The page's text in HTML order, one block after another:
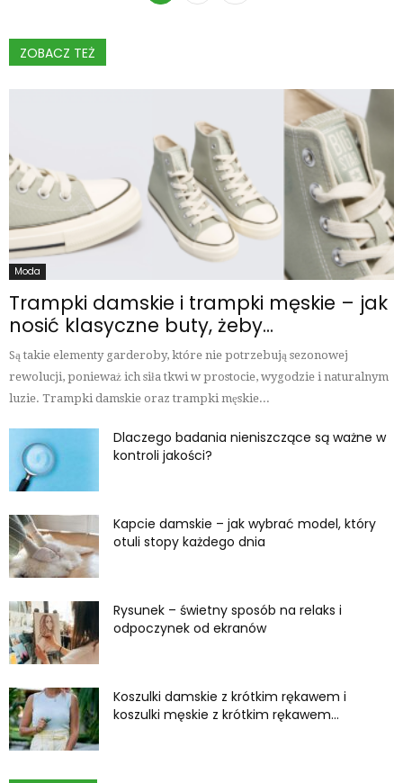
ZOBACZ TEŻ
Moda
Trampki damskie i trampki męskie – jak
nosić klasyczne buty, żeby...
Są takie elementy garderoby, które nie potrzebują sezonowej
rewolucji, ponieważ ich siła tkwi w prostocie, wygodzie i naturalnym
luzie. Trampki damskie oraz trampki męskie...
Dlaczego badania nieniszczące są ważne w
kontroli jakości?
Kapcie damskie – jak wybrać model, który
otuli stopy każdego dnia
Rysunek – świetny sposób na relaks i
odpoczynek od ekranów
Koszulki damskie z krótkim rękawem i
koszulki męskie z krótkim rękawem...